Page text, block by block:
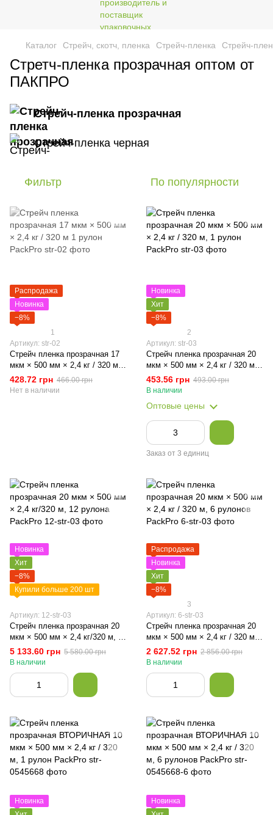
Каталог Стрейч, скотч, пленка Стрейч-пленка Стрейч-
Стретч-пленка прозрачная оптом от
ПАКПРО
Стрейч-пленка прозрачная
Стрейч-пленка черная
Фильтр По популярности
Распродажа
Новинка
−8%
1
Артикул: str-02
Стрейч пленка прозрачная 17
мкм × 500 мм × 2,4 кг / 320 м 1
рулон PackPro
428.72 грн 466.00 грн
Нет в наличии
Новинка
Хит
−8%
2
Артикул: str-03
Стрейч пленка прозрачная 20
мкм × 500 мм × 2,4 кг / 320 м,
1 рулон PackPro
453.56 грн 493.00 грн
В наличии
Оптовые цены
Заказ от 3 единиц
Новинка
Хит
−8%
Купили больше 200 шт
Артикул: 12-str-03
Стрейч пленка прозрачная 20
мкм × 500 мм × 2,4 кг/320 м, 12
рулона PackPro
5 133.60 грн 5 580.00 грн
В наличии
Распродажа
Новинка
Хит
−8%
3
Артикул: 6-str-03
Стрейч пленка прозрачная 20
мкм × 500 мм × 2,4 кг / 320 м,
6 рулонов PackPro
2 627.52 грн 2 856.00 грн
В наличии
Новинка
Новинка